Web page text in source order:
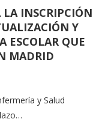
INSCRIPCIÓN
Y
ESCOLAR QUE
MADRID
y Salud